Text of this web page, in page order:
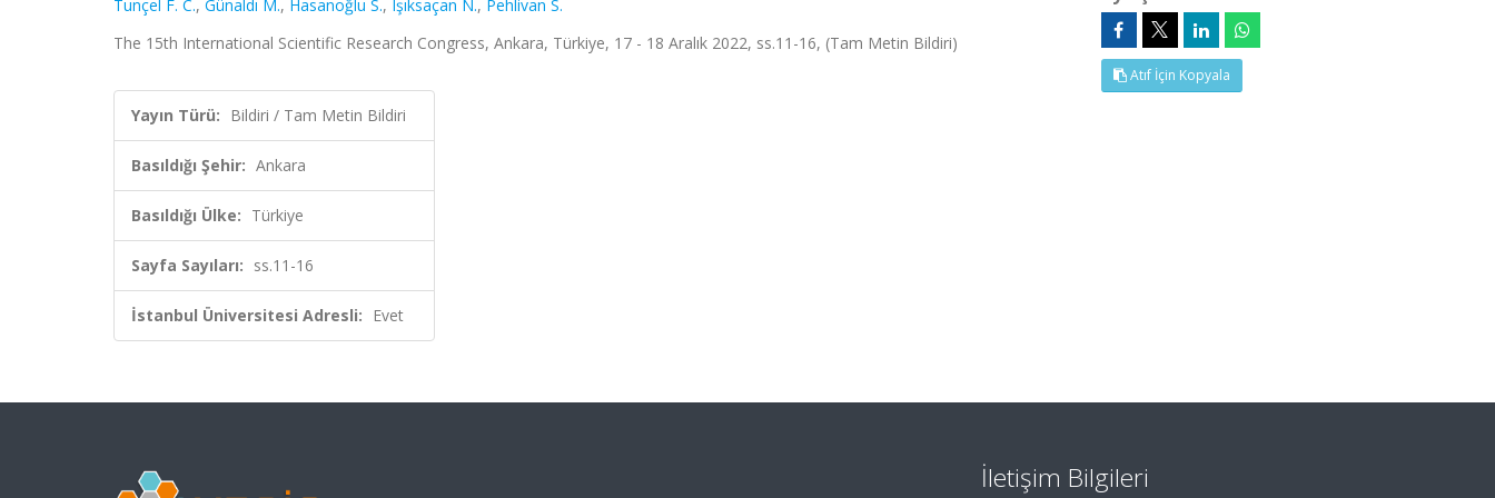
Tunçel F. C., Günaldı M., Hasanoğlu S., Işıksaçan N., Pehlivan S.
The 15th International Scientific Research Congress, Ankara, Türkiye, 17 - 18 Aralık 2022, ss.11-16, (Tam Metin Bildiri)
Yayın Türü: Bildiri / Tam Metin Bildiri
Basıldığı Şehir: Ankara
Basıldığı Ülke: Türkiye
Sayfa Sayıları: ss.11-16
İstanbul Üniversitesi Adresli: Evet
Atıf İçin Kopyala
İletişim Bilgileri